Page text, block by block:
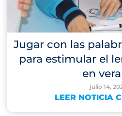
Jugar con las
para estimular el
en
julio 14,
LEER NOTICIA